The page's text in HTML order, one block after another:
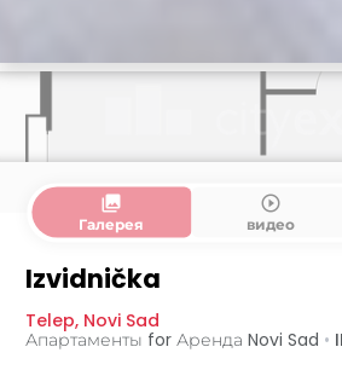
collections
Галерея
play_circle_outline
видео
Izvidnička
Telep, Novi Sad
Апартаменты for Аренда Novi Sad •